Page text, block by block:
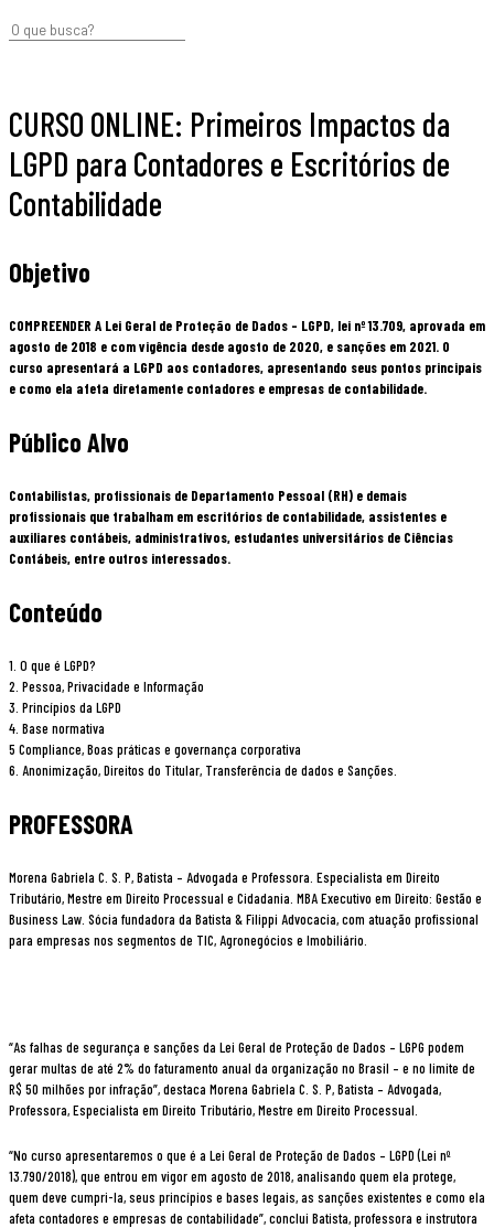
CURSO ONLINE: Primeiros Impactos da
LGPD para Contadores e Escritórios de
Contabilidade
Objetivo
COMPREENDER A Lei Geral de Proteção de Dados – LGPD, lei nº 13.709, aprovada em
agosto de 2018 e com vigência desde agosto de 2020, e sanções em 2021. O
curso apresentará a LGPD aos contadores, apresentando seus pontos principais
e como ela afeta diretamente contadores e empresas de contabilidade.
Público Alvo
Contabilistas, profissionais de Departamento Pessoal (RH) e demais
profissionais que trabalham em escritórios de contabilidade, assistentes e
auxiliares contábeis, administrativos, estudantes universitários de Ciências
Contábeis, entre outros interessados.
Conteúdo
1. O que é LGPD?
2. Pessoa, Privacidade e Informação
3. Princípios da LGPD
4. Base normativa
5 Compliance, Boas práticas e governança corporativa
6. Anonimização, Direitos do Titular, Transferência de dados e Sanções.
PROFESSORA
Morena Gabriela C. S. P, Batista – Advogada e Professora. Especialista em Direito
Tributário, Mestre em Direito Processual e Cidadania. MBA Executivo em Direito: Gestão e
Business Law. Sócia fundadora da Batista & Filippi Advocacia, com atuação profissional
para empresas nos segmentos de TIC, Agronegócios e Imobiliário.
“As falhas de segurança e sanções da Lei Geral de Proteção de Dados – LGPG podem
gerar multas de até 2% do faturamento anual da organização no Brasil – e no limite de
R$ 50 milhões por infração”, destaca Morena Gabriela C. S. P, Batista – Advogada,
Professora, Especialista em Direito Tributário, Mestre em Direito Processual.
“No curso apresentaremos o que é a Lei Geral de Proteção de Dados – LGPD (Lei nº
13.790/2018), que entrou em vigor em agosto de 2018, analisando quem ela protege,
quem deve cumpri-la, seus princípios e bases legais, as sanções existentes e como ela
afeta contadores e empresas de contabilidade”, conclui Batista, professora e instrutora